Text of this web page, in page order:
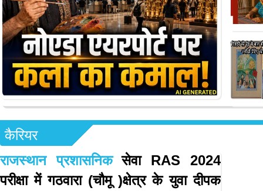
कैरियर
राजस्थान प्रशासनिक सेवा RAS 2024
परीक्षा में गठवारा (चौमू )क्षेत्र के युवा दीपक